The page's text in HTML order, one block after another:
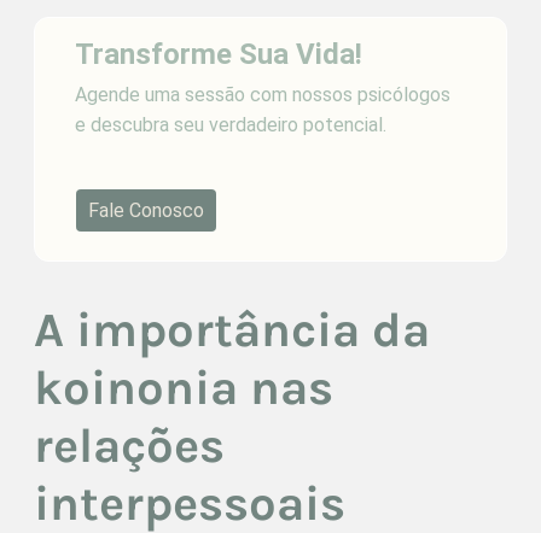
Transforme Sua Vida!
Agende uma sessão com nossos psicólogos
e descubra seu verdadeiro potencial.
Fale Conosco
A importância da
koinonia nas
relações
interpessoais